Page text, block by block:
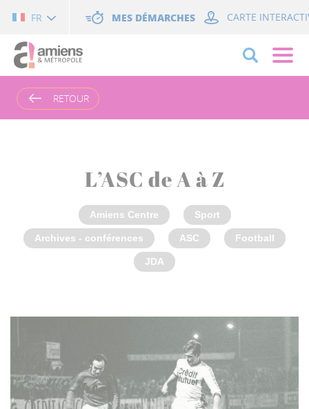
FR MES DÉMARCHES CARTE
RETOUR
L’ASC de A à Z
Amiens Centre Sport
Archives - conférences ASC Football
JDA